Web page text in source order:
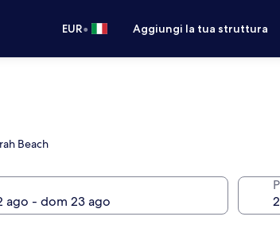
EUR• Aggiungi la tua struttura
Beach